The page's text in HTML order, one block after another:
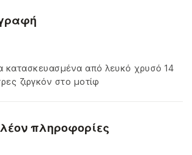
κατασκευασμένα από λευκό χρυσό 14
ζιργκόν στο μοτίφ
πληροφορίες